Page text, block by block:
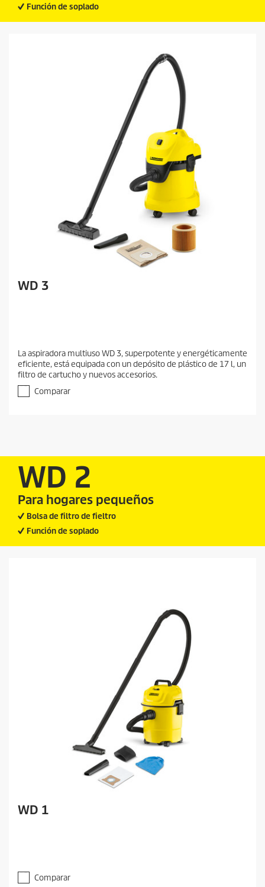
Función de soplado
WD 3
La aspiradora multiuso WD 3, superpotente y energéticamente
eficiente, está equipada con un depósito de plástico de 17 l, un
filtro de cartucho y nuevos accesorios.
Comparar
WD 2
Para hogares pequeños
Bolsa de filtro de fieltro
Función de soplado
WD 1
Comparar